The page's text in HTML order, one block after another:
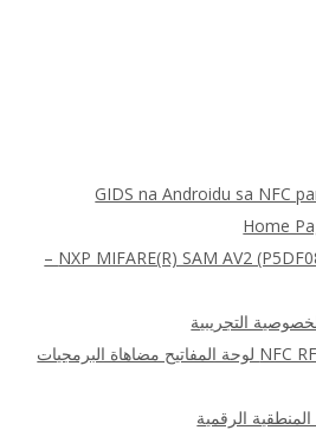
GIDS na Androidu sa NFC
Home
NXP MIFARE(R) SAM AV2 (P5DF081X0/T1AD2060S) –
uFR2File لايت – NFC RFID لوحة المفاتيح مضاهاة البرمجيات
الرقمية